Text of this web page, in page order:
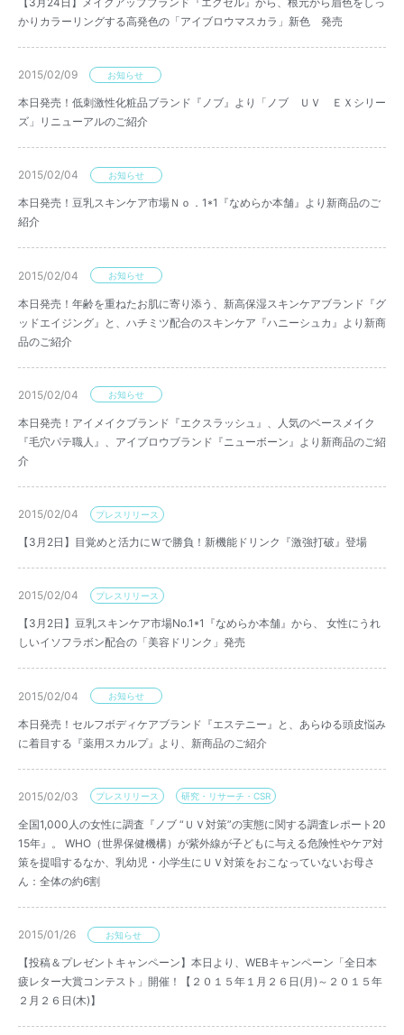
かりカラーリングする高発色の「アイブロウマスカラ」新色 発売
2015/02/09 お知らせ
本日発売！低刺激性化粧品ブランド『ノブ』より「ノブ ＵＶ ＥＸシリー
ズ」リニューアルのご紹介
2015/02/04 お知らせ
本日発売！豆乳スキンケア市場Ｎｏ．1*1『なめらか本舗』より新商品のご
紹介
2015/02/04 お知らせ
本日発売！年齢を重ねたお肌に寄り添う、新高保湿スキンケアブランド『グ
ッドエイジング』と、ハチミツ配合のスキンケア『ハニーシュカ』より新商
品のご紹介
2015/02/04 お知らせ
本日発売！アイメイクブランド『エクスラッシュ』、人気のベースメイク
『毛穴パテ職人』、アイブロウブランド『ニューボーン』より新商品のご紹
介
2015/02/04 プレスリリース
【3月2日】目覚めと活力にＷで勝負！新機能ドリンク『激強打破』登場
2015/02/04 プレスリリース
【3月2日】豆乳スキンケア市場No.1*1『なめらか本舗』から、 女性にうれ
しいイソフラボン配合の「美容ドリンク」発売
2015/02/04 お知らせ
本日発売！セルフボディケアブランド『エステニー』と、あらゆる頭皮悩み
に着目する『薬用スカルプ』より、新商品のご紹介
2015/02/03 プレスリリース 研究・リサーチ・CSR
全国1,000人の女性に調査『ノブ “ＵＶ対策”の実態に関する調査レポート20
15年』。 WHO（世界保健機構）が紫外線が子どもに与える危険性やケア対
策を提唱するなか、乳幼児・小学生にＵＶ対策をおこなっていないお母さ
ん：全体の約6割
2015/01/26 お知らせ
【投稿＆プレゼントキャンペーン】本日より、WEBキャンペーン「全日本
疲レター大賞コンテスト」開催！【２０１５年１月２６日(月)～２０１５年
２月２６日(木)】